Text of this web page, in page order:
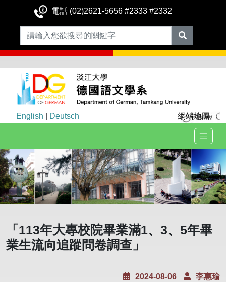
電話 (02)2621-5656 #2333 #2332
English Deutsch 網站地圖
「113年大專校院畢業滿1、3、5年畢
業生流向追蹤問卷調查」
2024-08-06 李惠瑜